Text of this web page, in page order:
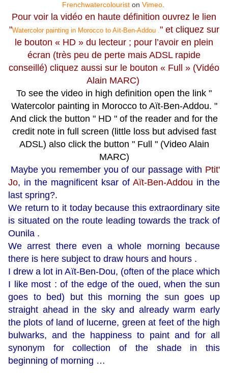
Frenchwatercolouriston Vimeo.
Pour voir la vidéo en haute définition ouvrez le lien
"Watercolor painting in Morocco to Aït-Ben-Addou ." et cliquez sur
le bouton « HD » du lecteur ; pour l’avoir en plein
écran (très peu de perte mais ADSL rapide
conseillé) cliquez aussi sur le bouton « Full » (Vidéo
Alain MARC)
To see the video in high definition open the link "
Watercolor painting in Morocco to Aït-Ben-Addou. "
And click the button " HD " of the reader and for the
credit note in full screen (little loss but advised fast
ADSL) also click the button " Full " (Video Alain
MARC)
Maybe you remember you of our passage with Ptit'
Jo, in the magnificent ksar of Aït-Ben-Addou in the
last spring?.
We return to it today because this extraordinary site
is situated on the route leading towards the track of
Ounila .
We arrest there even a whole morning because
there is here subject to draw hours and hours .
I drew a lot in Aït-Ben-Dou, (often of the place which
I like most : of the edge of the oued, when the sun
goes to bed) but this morning the sun goes up
straight ahead in the sky and already warm early
the plots of land of lucerne, green at feet of the high
bulwarks, and the happiness to paint and for all
synonym for collection of the shade in this
beginning of morning …